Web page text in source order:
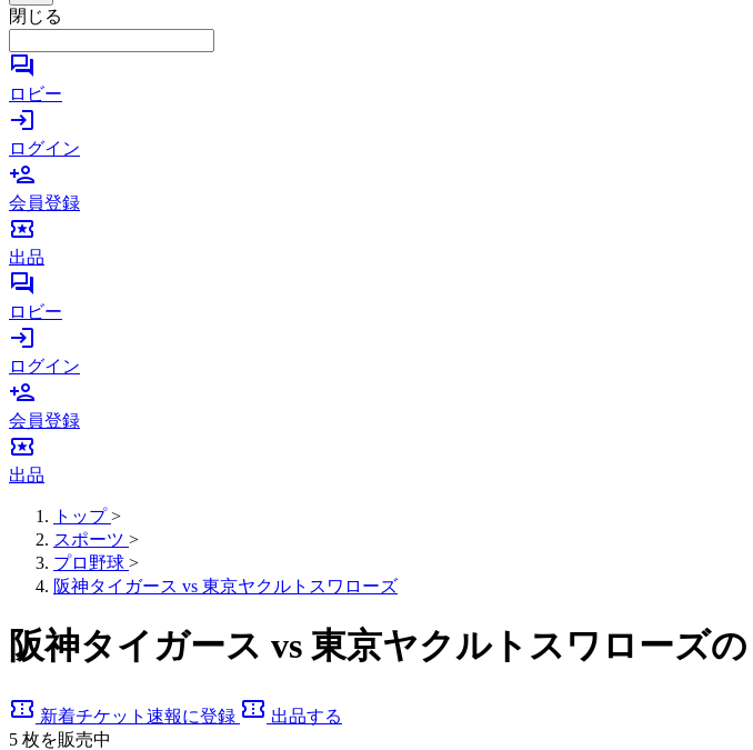
閉じる
forum
ロビー
login
ログイン
person_add
会員登録
local_activity
出品
forum
ロビー
login
ログイン
person_add
会員登録
local_activity
出品
トップ >
スポーツ >
プロ野球 >
阪神タイガース vs 東京ヤクルトスワローズ
阪神タイガース vs 東京ヤクルトスワローズ
confirmation_number 新着チケット速報に登録 confirmation_number 出品する
5 枚を販売中